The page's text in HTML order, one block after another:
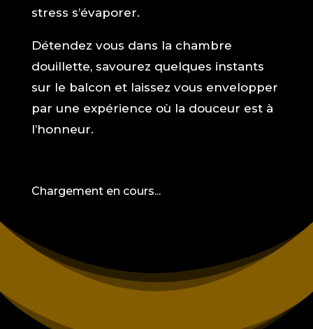
stress s’évaporer.
Détendez vous dans la chambre
douillette, savourez quelques instants
sur le balcon et laissez vous envelopper
par une expérience où la douceur est à
l’honneur.
Chargement en cours...